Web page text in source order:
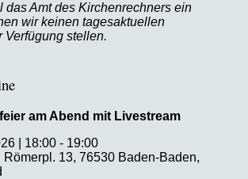
das Amt des Kirchenrechners ein
wir keinen tagesaktuellen
Verfügung stellen.
am Abend mit Livestream
18:00 - 19:00
Römerpl. 13, 76530 Baden-Baden,